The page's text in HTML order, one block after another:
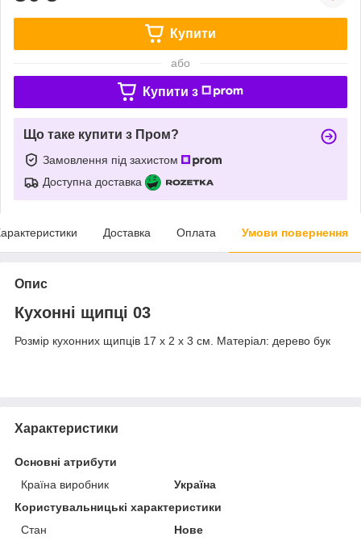
Купити
або
Купити з
Що таке купити з Пром?
Замовлення під захистом
Доступна доставка
Доставка Оплата Умови повернення
Опис
Кухонні щипці 03
Розмір кухонних щипців 17 х 2 х 3 см. Матеріал: дерево бук
Характеристики
Основні атрибути
Країна виробник
Україна
Користувальницькі характеристики
Стан
Нове